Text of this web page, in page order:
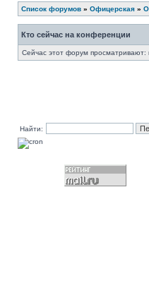
Список форумов » Офицерская »
Кто сейчас на конференции
Сейчас этот форум просматривают:
Найти: